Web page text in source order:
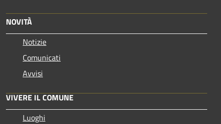
NOVITÀ
Notizie
Comunicati
Avvisi
VIVERE IL COMUNE
Luoghi